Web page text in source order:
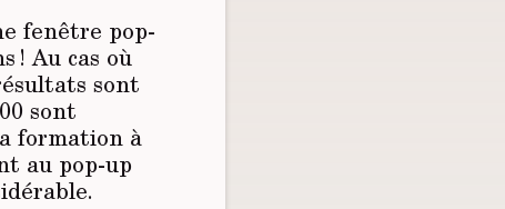
fenêtre pop-
! Au cas où
sont
sont
formation à
au pop-up